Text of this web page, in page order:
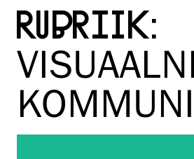
RUBRIIK: